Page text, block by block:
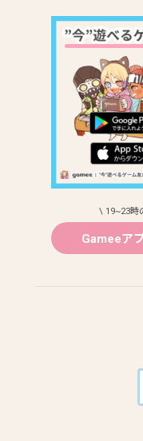
\ 19~23時
Gameeア